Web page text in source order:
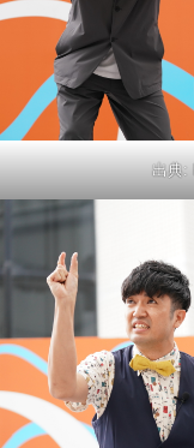
出典: